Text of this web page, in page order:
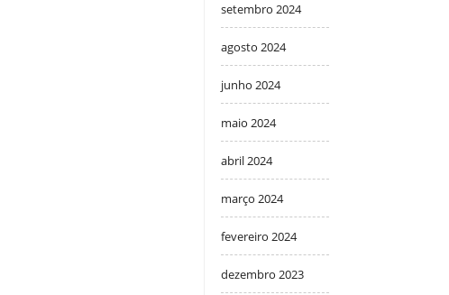
setembro 2024
agosto 2024
junho 2024
maio 2024
abril 2024
março 2024
fevereiro 2024
dezembro 2023